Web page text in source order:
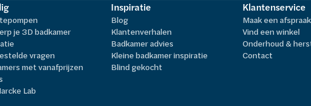
je 3D badkamer
vragen
met vanafprijzen
Lab
Inspiratie
Blog
Klantenverhalen
Badkamer advies
Kleine badkamer inspiratie
Blind gekocht
Klantenservice
Maak een afspraak
Vind een winkel
Onderhoud &
Contact